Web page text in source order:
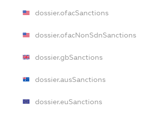
dossier.ofacSanctions
dossier.ofacNonSdnSanctions
dossier.gbSanctions
dossier.ausSanctions
dossier.euSanctions